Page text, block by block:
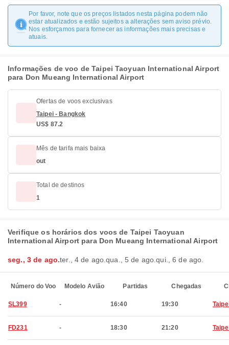
Por favor, note que os preços listados nesta página podem não
estar atualizados e estão sujeitos a alterações sem aviso prévio.
Nos esforçamos para fornecer as informações mais precisas e
atuais.
Informações de voo de Taipei Taoyuan International Airport
para Don Mueang International Airport
Ofertas de voos exclusivas
Taipei - Bangkok
US$ 87.2
Mês de tarifa mais baixa
out
Total de destinos
1
Verifique os horários dos voos de Taipei Taoyuan
International Airport para Don Mueang International Airport
seg., 3 de ago.ter., 4 de ago.qua., 5 de ago.qui., 6 de ago.
Número do Voo Modelo Avião Partidas Chegadas
SL399 - 16:40 19:30
FD231 - 18:30 21:20